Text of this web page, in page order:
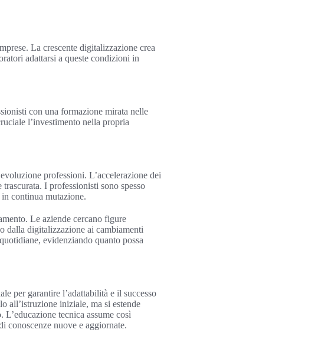
La crescente digitalizzazione crea
adattarsi a queste condizioni in
con una formazione mirata nelle
l’investimento nella propria
professioni. L’accelerazione dei
I professionisti sono spesso
continua mutazione.
Le aziende cercano figure
dalla digitalizzazione ai cambiamenti
evidenziando quanto possa
per garantire l’adattabilità e il successo
all’istruzione iniziale, ma si estende
tecnica assume così
conoscenze nuove e aggiornate.